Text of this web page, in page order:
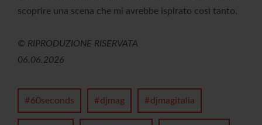
scoprire una scena che mi avrebbe ispirato così tanto.
© RIPRODUZIONE RISERVATA
06.06.2026
60seconds djmag djmagitalia